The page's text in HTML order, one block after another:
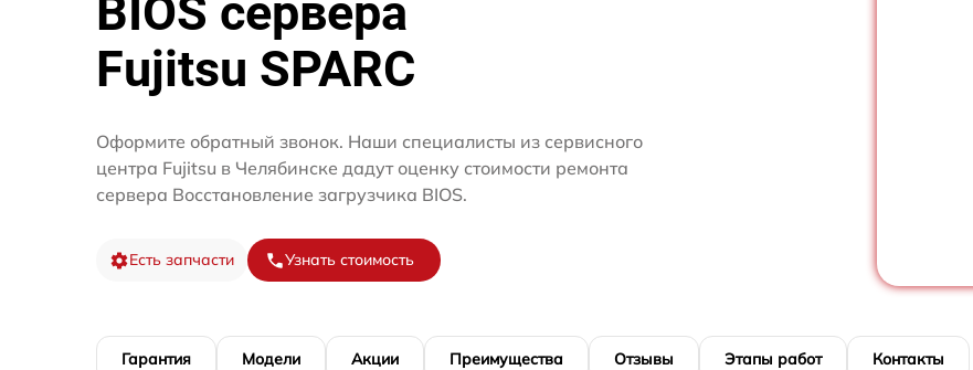
BIOS сервера
Fujitsu SPARC
Оформите обратный звонок. Наши специалисты из сервисного
центра Fujitsu в Челябинске дадут оценку стоимости ремонта
сервера Восстановление загрузчика BIOS.
Есть запчасти Узнать стоимость
Гарантия Модели Акции Преимущества Отзывы Этапы работ Контакты